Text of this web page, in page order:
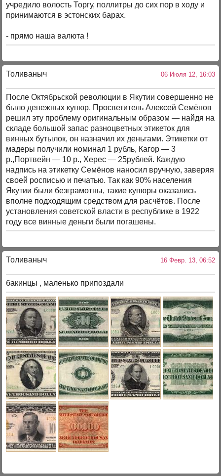
учредило волость Торгу, поллитры до сих пор в ходу и
принимаются в эстонских барах.
- прямо наша валюта !
Толиваныч 06 Июля 12, 16:03
После Октябрьской революции в Якутии совершенно не
было денежных купюр. Просветитель Алексей Семёнов
решил эту проблему оригинальным образом — найдя на
складе большой запас разноцветных этикеток для
винных бутылок, он назначил их деньгами. Этикетки от
мадеры получили номинал 1 рубль, Кагор — 3
р.,Портвейн — 10 р., Херес — 25рублей. Каждую
надпись на этикетку Семёнов наносил вручную, заверяя
своей росписью и печатью. Так как 90% населения
Якутии были безграмотны, такие купюры оказались
вполне подходящим средством для расчётов. После
установления советской власти в республике в 1922
году все винные деньги были погашены.
Толиваныч 16 Февр. 13, 06:52
бакинцы , маленько припоздали